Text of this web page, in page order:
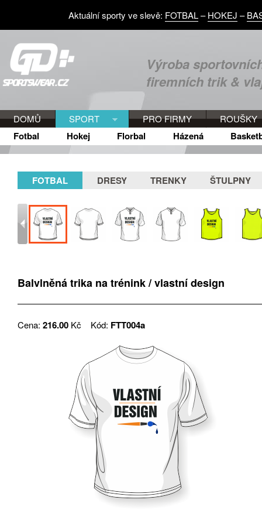
Výroba
firemních trik &
DOMŮ SPORT PRO FIRMY ROUŠKY
Fotbal Hokej Florbal Házená
FOTBAL DRESY TRENKY ŠTULPNY
Cena: 216.00 Kč Kód: FTT004a
Balvlněná trika na trénink / vlastní design
Aktuální sporty ve slevě: FOTBAL–HOKEJ –